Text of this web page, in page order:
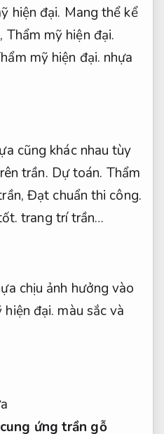
hiện đại. Mang thể kể
Thẩm mỹ hiện đại.
mỹ hiện đại. nhựa
cũng khác nhau tùy
trần. Dự toán. Thẩm
Đạt chuẩn thi công.
trang trí trần…
chịu ảnh hưởng vào
hiện đại. màu sắc và
ứng trần gỗ